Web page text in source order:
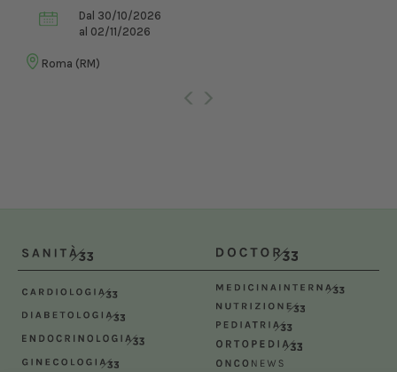
Dal 30/10/2026
al 02/11/2026
Roma (RM)